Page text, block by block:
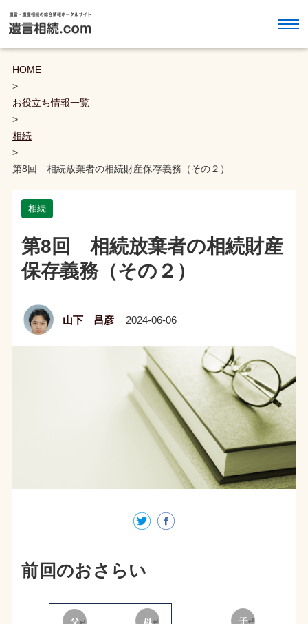
HOME
>
お役立ち情報一覧
>
相続
>
第8回 相続放棄者の相続財産保存義務（その２）
相続
第8回 相続放棄者の相続財産
保存義務（その２）
山下 昌彦 2024-06-06
前回のおさらい